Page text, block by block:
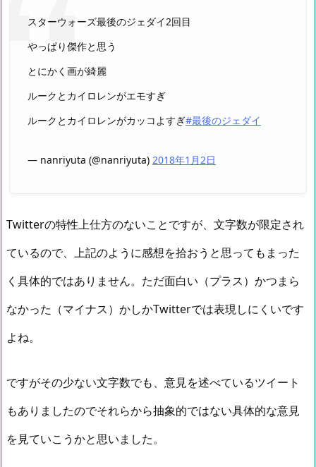
スターウォーズ最後のジェダイ2回目
やっぱり傑作と思う
とにかく画が綺麗
ルークとカイロレンがエモすぎ
ルークとカイロレンがカッコよすぎ#最後のジェダイ
— nanriyuta (@nanriyuta) 2018年1月2日
Twitterの特性上仕方のないことですが、文字数が限定され
ているので、上記のように感想を拾おうと思ってもまった
く具体的ではありません。ただ面白い（プラス）かつまら
なかった（マイナス）かしかTwitterでは表現しにくいです
よね。
ですがその少ない文字数でも、意見を述べているツイート
もありましたのでそれらから抽象的ではない具体的な意見
を見ていこうかと思いました。